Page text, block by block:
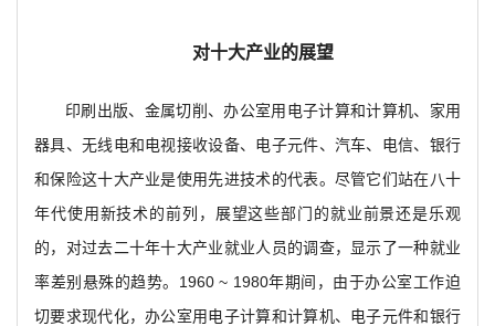
对十大产业的展望
印刷出版、金属切削、办公室用电子计算和计算机、家用
器具、无线电和电视接收设备、电子元件、汽车、电信、银行
和保险这十大产业是使用先进技术的代表。尽管它们站在八十
年代使用新技术的前列，展望这些部门的就业前景还是乐观
的，对过去二十年十大产业就业人员的调查，显示了一种就业
率差别悬殊的趋势。1960 ~ 1980年期间，由于办公室工作迫
切要求现代化，办公室用电子计算和计算机、电子元件和银行